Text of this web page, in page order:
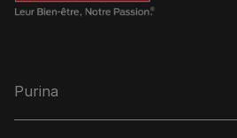
Purina